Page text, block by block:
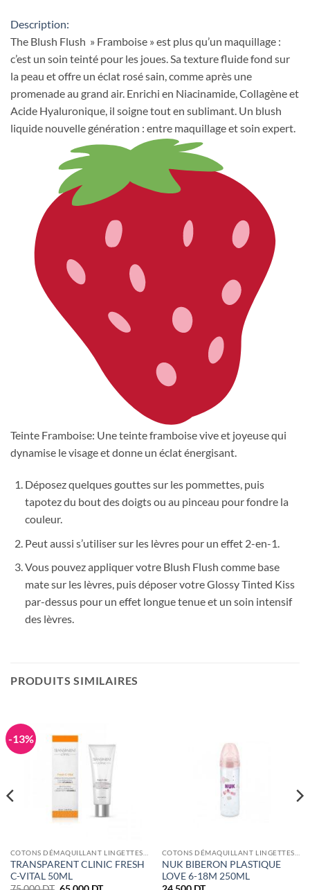
Description:
The Blush Flush » Framboise » est plus qu’un maquillage :
c’est un soin teinté pour les joues. Sa texture fluide fond sur
la peau et offre un éclat rosé sain, comme après une
promenade au grand air. Enrichi en Niacinamide, Collagène et
Acide Hyaluronique, il soigne tout en sublimant. Un blush
liquide nouvelle génération : entre maquillage et soin expert.
Teinte Framboise: Une teinte framboise vive et joyeuse qui
dynamise le visage et donne un éclat énergisant.
Déposez quelques gouttes sur les pommettes, puis
tapotez du bout des doigts ou au pinceau pour fondre la
couleur.
Peut aussi s’utiliser sur les lèvres pour un effet 2-en-1.
Vous pouvez appliquer votre Blush Flush comme base
mate sur les lèvres, puis déposer votre Glossy Tinted Kiss
par-dessus pour un effet longue tenue et un soin intensif
des lèvres.
PRODUITS SIMILAIRES
-13%
TRANSPARENT CLINIC FRESH
C-VITAL 50ML
NUK BIBERON PLASTIQUE
LOVE 6-18M 250ML